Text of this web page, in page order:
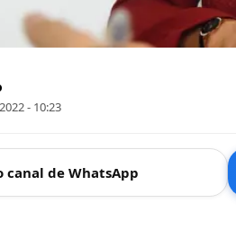
- 10:23
canal de WhatsApp